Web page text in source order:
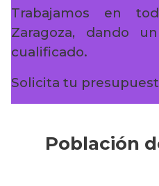
Trabajamos en
Zaragoza, dando
cualificado.
Solicita tu
Población